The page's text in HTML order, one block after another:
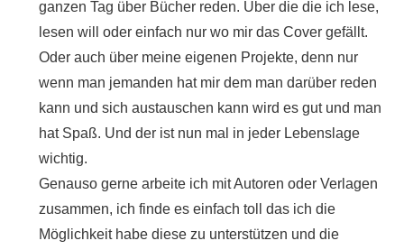
ganzen Tag über Bücher reden. Über die die ich lese,
lesen will oder einfach nur wo mir das Cover gefällt.
Oder auch über meine eigenen Projekte, denn nur
wenn man jemanden hat mir dem man darüber reden
kann und sich austauschen kann wird es gut und man
hat Spaß. Und der ist nun mal in jeder Lebenslage
wichtig.
Genauso gerne arbeite ich mit Autoren oder Verlagen
zusammen, ich finde es einfach toll das ich die
Möglichkeit habe diese zu unterstützen und die